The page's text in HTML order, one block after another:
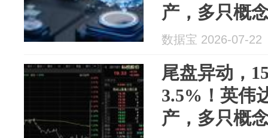
产，多只概
数据宝 2026-07-22
尾盘异动，
3.5%！英伟
产，多只概